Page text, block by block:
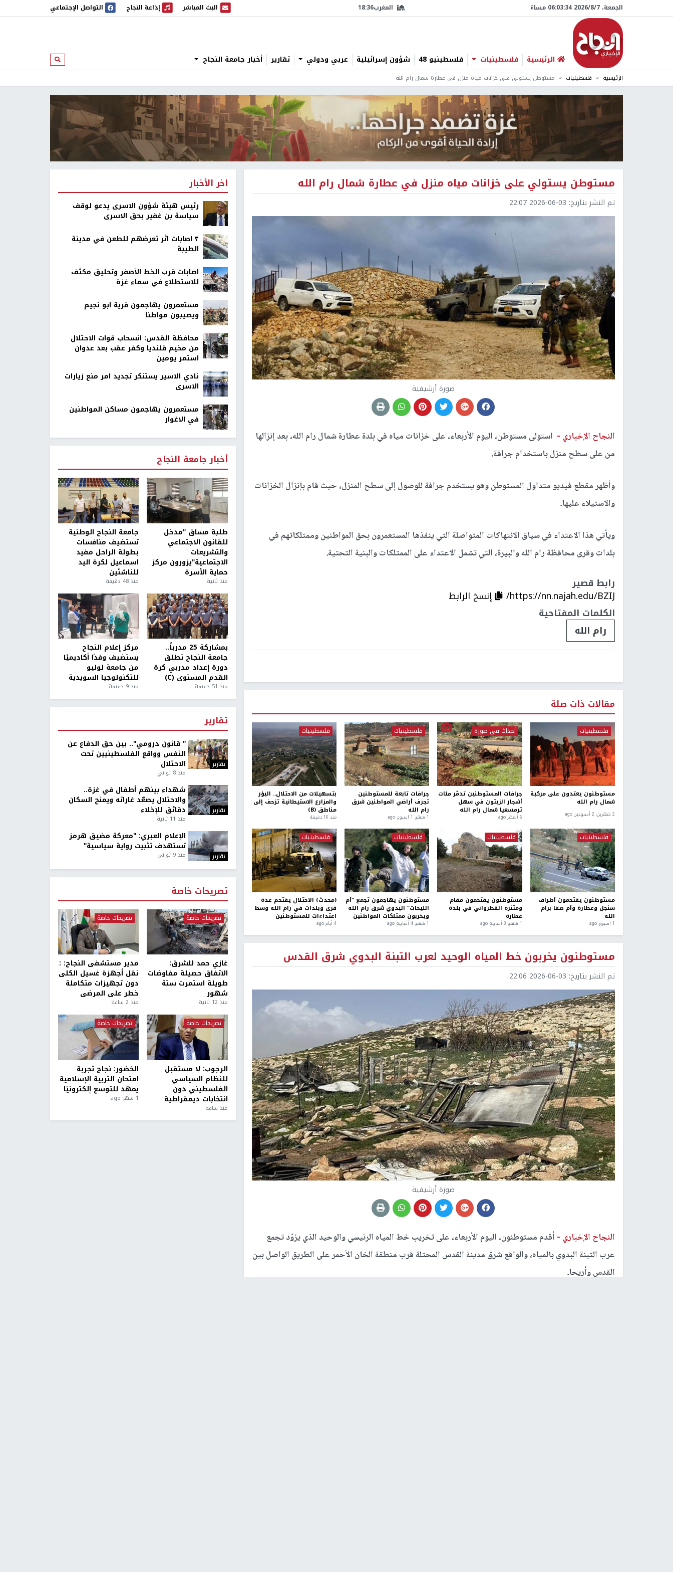
الجمعة، 7/‏8/‏2026 06:03:35 مساءً المغرب18:36 البث المباشر
البث المباشر إذاعة النجاح
إذاعة النجاح التواصل الإجتماعي
الرئيسية فلسطينيات فلسطينيو 48 شؤون إسرائيلية عربي ودولي تقارير أخبار جامعة النجاح ابحث
الرئيسية فلسطينيات مستوطن يستولي على خزانات مياه منزل في عطارة شمال رام الله
مستوطن يستولي على خزانات مياه منزل في عطارة شمال رام الله
تم النشر بتاريخ: 2026-06-03 22:07
صورة أرشيفية
النجاح الإخباري - استولى مستوطن، اليوم الأربعاء، على خزانات مياه في بلدة عطارة شمال رام الله، بعد إنزالها
من على سطح منزل باستخدام جرافة.
وأظهر مقطع فيديو متداول المستوطن وهو يستخدم جرافة للوصول إلى سطح المنزل، حيث قام بإنزال الخزانات
والاستيلاء عليها.
ويأتي هذا الاعتداء في سياق الانتهاكات المتواصلة التي ينفذها المستعمرون بحق المواطنين وممتلكاتهم في
بلدات وقرى محافظة رام الله والبيرة، التي تشمل الاعتداء على الممتلكات والبنية التحتية.
رابط قصير
https://nn.najah.edu/BZIJ/
إنسخ الرابط
الكلمات المفتاحية
رام الله
مقالات ذات صلة
فلسطينيات
مستوطنون يعتدون على مركبة
شمال رام الله
2 شهرين، 2 أسبوعين ago
أحداث في صورة
جرافات المستوطنين تدمّر مئات
أشجار الزيتون في سهل
ترمسعيا شمال رام الله
6 أشهر ago
فلسطينيات
جرافات تابعة للمستوطنين
تجرف أراضي المواطنين شرق
رام الله
1 شهر، 1 اسبوع. ago
فلسطينيات
بتسهيلات من الاحتلال.. البؤر
والمزارع الاستيطانية تزحف إلى
مناطق (B)
منذ 16 دقيقة
فلسطينيات
مستوطنون يقتحمون أطراف
سنجل وعطارة وأم صفا برام
الله
1 اسبوع. ago
فلسطينيات
مستوطنون يقتحمون مقام
ومتنزه القطرواني في بلدة
عطارة
1 شهر، 3 أسابيع ago
فلسطينيات
مستوطنون يهاجمون تجمع "أم
الليحات" البدوي شرق رام الله
ويخربون ممتلكات المواطنين
1 شهر، 4 أسابيع ago
فلسطينيات
(محدث) الاحتلال يقتحم عدة
قرى وبلدات في رام الله وسط
اعتداءات للمستوطنين
4 أيام ago
مستوطنون يخربون خط المياه الوحيد لعرب التبنة البدوي شرق القدس
تم النشر بتاريخ: 2026-06-03 22:06
صورة أرشيفية
النجاح الإخباري - أقدم مستوطنون، اليوم الأربعاء، على تخريب خط المياه الرئيسي والوحيد الذي يزوّد تجمع
عرب التبنة البدوي بالمياه، والواقع شرق مدينة القدس المحتلة قرب منطقة الخان الأحمر على الطريق الواصل بين
القدس وأريحا.
اخر الأخبار
رئيس هيئة شؤون الاسرى يدعو لوقف
سياسة بن غفير بحق الاسرى
٣ اصابات اثر تعرضهم للطعن في مدينة
الطيبة
اصابات قرب الخط الأصفر وتحليق مكثف
للاستطلاع في سماء غزة
مستعمرون يهاجمون قرية ابو نجيم
ويصيبون مواطنا
محافظة القدس: انسحاب قوات الاحتلال
من مخيم قلنديا وكفر عقب بعد عدوان
استمر يومين
نادي الاسير يستنكر تجديد امر منع زيارات
الاسرى
مستعمرون يهاجمون مساكن المواطنين
في الاغوار
أخبار جامعة النجاح
طلبة مساق "مدخل
للقانون الاجتماعي
والتشريعات
الاجتماعية"يزورون مركز
حماية الأسرة
منذ ثانية
جامعة النجاح الوطنية
تستضيف منافسات
بطولة الراحل مفيد
اسماعيل لكرة اليد
للناشئين
منذ 48 دقيقة
بمشاركة 25 مدرباً..
جامعة النجاح تطلق
دورة إعداد مدربي كرة
القدم المستوى (C)
منذ 51 دقيقة
مركز إعلام النجاح
يستضيف وفدًا أكاديميًا
من جامعة لوليو
للتكنولوجيا السويدية
منذ 9 دقيقة
تقارير
تقارير
" قانون درومي".. بين حق الدفاع عن
النفس وواقع الفلسطينيين تحت
الاحتلال
منذ 8 ثواني
تقارير
شهداء بينهم أطفال في غزة..
والاحتلال يصعّد غاراته ويمنح السكان
دقائق للإخلاء
منذ 11 ثانية
تقارير
الإعلام العبري: "معركة مضيق هرمز
تستهدف تثبيت رواية سياسية"
منذ 9 ثواني
تصريحات خاصة
تصريحات خاصة
غازي حمد للشرق:
الاتفاق حصيلة مفاوضات
طويلة استمرت ستة
شهور
منذ 12 ثانية
تصريحات خاصة
مدير مستشفى النجاح: :
نقل أجهزة غسيل الكلى
دون تجهيزات متكاملة
خطر على المرضى
منذ 2 ساعة
تصريحات خاصة
الرجوب: لا مستقبل
للنظام السياسي
الفلسطيني دون
انتخابات ديمقراطية
منذ ساعة
تصريحات خاصة
الخضور: نجاح تجربة
امتحان التربية الإسلامية
يمهد للتوسع إلكترونيًا
1 شهر ago